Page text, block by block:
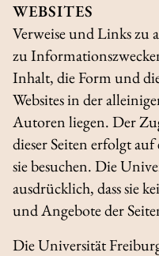
WEBSITES
Verweise und Links zu
zu
Inhalt, die Form und
Websites in der
Autoren liegen. Der
dieser Seiten erfolgt
sie besuchen. Die
ausdrücklich, dass sie
und Angebote der
Die Universität